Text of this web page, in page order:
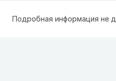
Подробная информация не